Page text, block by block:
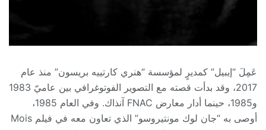
عَمِلَ “إيبيل” كمديرٍ لمؤسسة “هنري كارتييه بريسون” منذ عام
2017، وقد بدأت قصته مع التصوير الفوتوغرافي بين عاميّ 1983
و1985، حينما أدار معارض FNAC آنذاك. وفي العام 1985،
أوصى به “جان لوك مونتيروسو” الذي تعاون معه في فيلم Mois